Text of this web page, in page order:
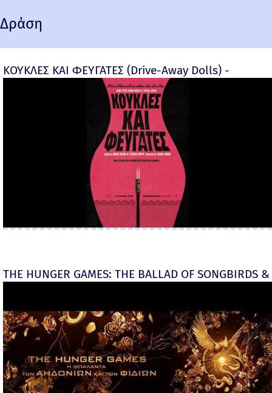
Δράση
ΚΟΥΚΛΕΣ ΚΑΙ ΦΕΥΓΑΤΕΣ (Drive-Away Dolls) -
THE HUNGER GAMES: THE BALLAD OF SONGBIRDS